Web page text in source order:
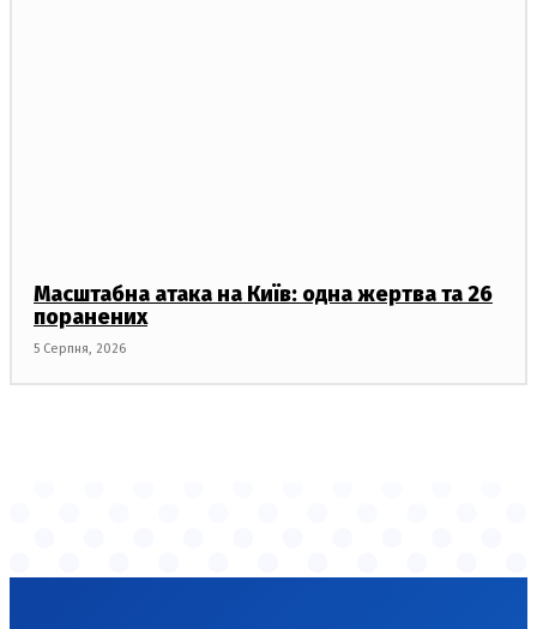
Масштабна атака на Київ: одна жертва та 26
поранених
5 Серпня, 2026